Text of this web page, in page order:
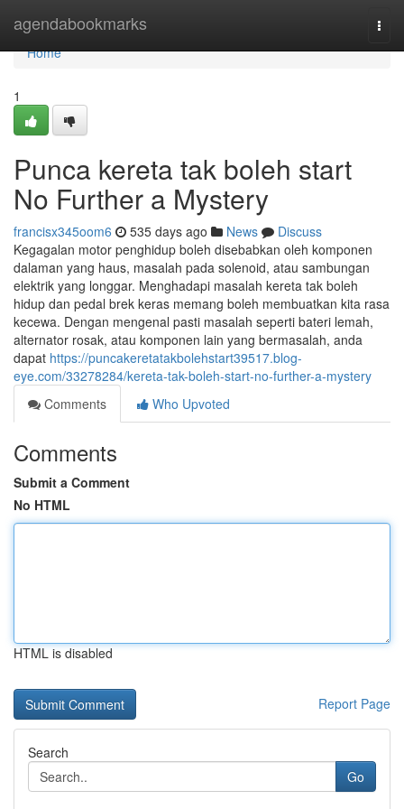
agendabookmarks
Home
Home
1
Punca kereta tak boleh start
No Further a Mystery
francisx345oom6 535 days ago News
Discuss
Kegagalan motor penghidup boleh disebabkan oleh komponen
dalaman yang haus, masalah pada solenoid, atau sambungan
elektrik yang longgar. Menghadapi masalah kereta tak boleh
hidup dan pedal brek keras memang boleh membuatkan kita rasa
kecewa. Dengan mengenal pasti masalah seperti bateri lemah,
alternator rosak, atau komponen lain yang bermasalah, anda
dapat https://puncakeretatakbolehstart39517.blog-
eye.com/33278284/kereta-tak-boleh-start-no-further-a-mystery
Comments
Who Upvoted
Comments
Submit a Comment
No HTML
HTML is disabled
Report Page
Search
Go